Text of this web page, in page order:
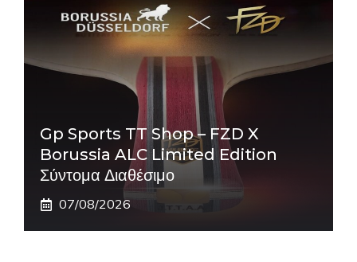
Gp Sports TT Shop – FZD X
Borussia ALC Limited Edition
Σύντομα Διαθέσιμο
07/08/2026